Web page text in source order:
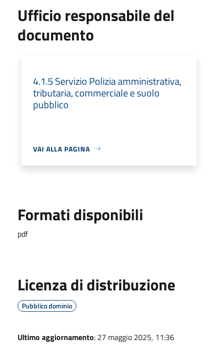
Ufficio responsabile del
documento
4.1.5 Servizio Polizia amministrativa,
tributaria, commerciale e suolo
pubblico
VAI ALLA PAGINA
Formati disponibili
pdf
Licenza di distribuzione
Pubblico dominio
Ultimo aggiornamento: 27 maggio 2025, 11:36